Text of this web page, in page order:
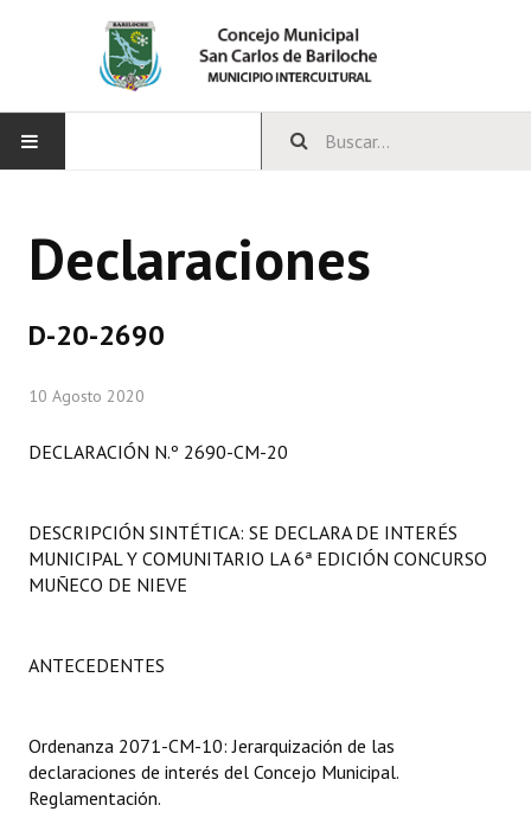
CONCEJO
Comisiones Permanentes
Comisiones Especiales
Programas
Constitución Nacional
Carta Orgánica 2007
Reglamento Interno
Declaraciones
D-20-2690
10 Agosto 2020
DECLARACIÓN N.º 2690-CM-20
DESCRIPCIÓN SINTÉTICA: SE DECLARA DE INTERÉS
MUNICIPAL Y COMUNITARIO LA 6ª EDICIÓN CONCURSO
MUÑECO DE NIEVE
ANTECEDENTES
Ordenanza 2071-CM-10: Jerarquización de las
declaraciones de interés del Concejo Municipal.
Reglamentación.